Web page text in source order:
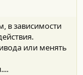
в зависимости
или менять